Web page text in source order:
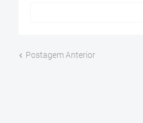
Postagem Anterior